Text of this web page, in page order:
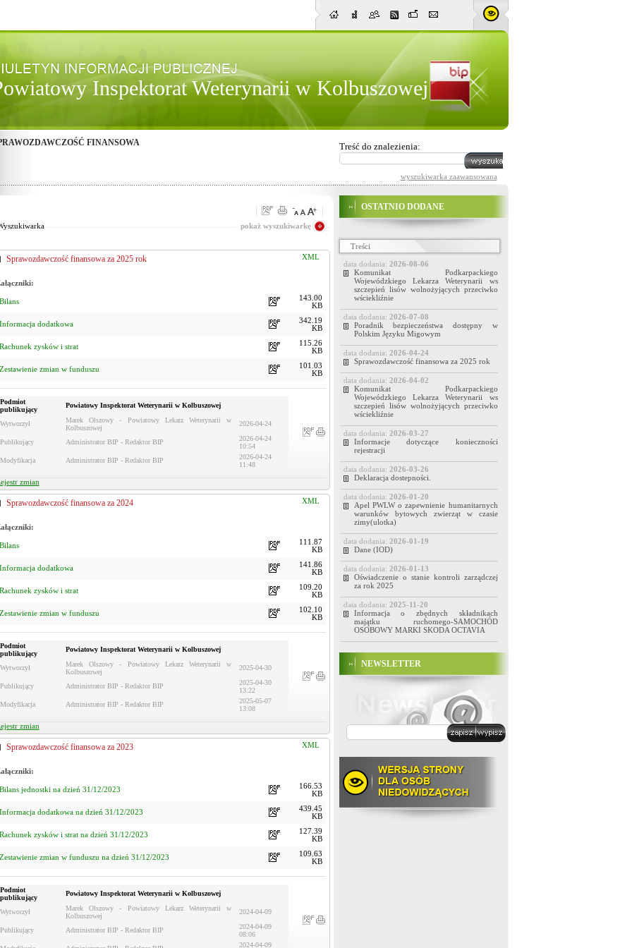
Inspektorat Weterynarii w Kolbuszowej
FINANSOWA Treść do znalezienia:
wyszukiwarka zaawansowana
pokaż wyszukiwarkę
Pasuje
XML
Sprawozdawczość finansowa za 2025 rok
143.00
KB
dodatkowa
342.19
KB
zysków i strat
115.26
KB
zmian w funduszu
101.03
KB
Podmiot
publikujący
Powiatowy Inspektorat Weterynarii w Kolbuszowej
Wytworzył
Marek Olszowy - Powiatowy Lekarz Weterynarii w
Kolbuszowej
2026-04-24
Publikujący Administrator BIP - Redaktor BIP
2026-04-24
10:54
Modyfikacja
Administrator BIP - Redaktor BIP
2026-04-24
11:48
zmian
XML
Sprawozdawczość finansowa za 2024
111.87
KB
dodatkowa
141.86
KB
zysków i strat
109.20
KB
zmian w funduszu
102.10
KB
Podmiot
publikujący
Powiatowy Inspektorat Weterynarii w Kolbuszowej
Wytworzył
Marek Olszowy - Powiatowy Lekarz Weterynarii w
Kolbuszowej
2025-04-30
Publikujący Administrator BIP - Redaktor BIP
2025-04-30
13:22
Modyfikacja
Administrator BIP - Redaktor BIP
2025-05-07
13:08
zmian
XML
Sprawozdawczość finansowa za 2023
jednostki na dzień 31/12/2023
166.53
KB
dodatkowa na dzień 31/12/2023
439.45
KB
zysków i strat na dzień 31/12/2023
127.39
KB
zmian w funduszu na dzień 31/12/2023
109.63
KB
Podmiot
publikujący
Powiatowy Inspektorat Weterynarii w Kolbuszowej
Wytworzył
Marek Olszowy - Powiatowy Lekarz Weterynarii w
Kolbuszowej
2024-04-09
Publikujący Administrator BIP - Redaktor BIP
2024-04-09
08:06
2024-04-09
OSTATNIO DODANE
Treści
data dodania: 2026-08-06
Komunikat Podkarpackiego
Wojewódzkiego Lekarza Weterynarii ws
szczepień lisów wolnożyjących przeciwko
wściekliźnie
data dodania: 2026-07-08
Poradnik bezpieczeństwa dostępny w
Polskim Języku Migowym
data dodania: 2026-04-24
Sprawozdawczość finansowa za 2025 rok
data dodania: 2026-04-02
Komunikat Podkarpackiego
Wojewódzkiego Lekarza Weterynarii ws
szczepień lisów wolnożyjących przeciwko
wściekliźnie
data dodania: 2026-03-27
Informacje dotyczące konieczności
rejestracji
data dodania: 2026-03-26
Deklaracja dostepności.
data dodania: 2026-01-20
Apel PWLW o zapewnienie humanitarnych
warunków bytowych zwierząt w czasie
zimy(ulotka)
data dodania: 2026-01-19
Dane (IOD)
data dodania: 2026-01-13
Oświadczenie o stanie kontroli zarządczej
za rok 2025
data dodania: 2025-11-20
Informacja o zbędnych składnikach
majątku ruchomego-SAMOCHÓD
OSOBOWY MARKI SKODA OCTAVIA
NEWSLETTER